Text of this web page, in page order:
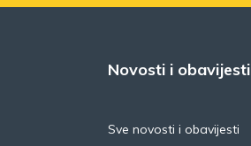
Novosti i obavijesti
Sve novosti i obavijesti